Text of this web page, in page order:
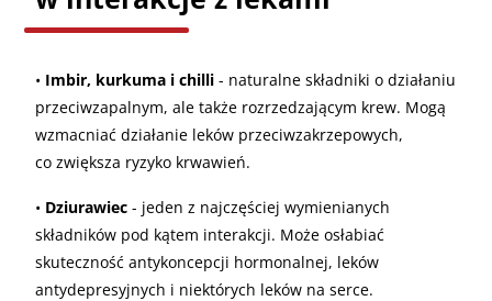
• Imbir, kurkuma i chilli - naturalne składniki o działaniu
przeciwzapalnym, ale także rozrzedzającym krew. Mogą
wzmacniać działanie leków przeciwzakrzepowych,
co zwiększa ryzyko krwawień.
• Dziurawiec - jeden z najczęściej wymienianych
składników pod kątem interakcji. Może osłabiać
skuteczność antykoncepcji hormonalnej, leków
antydepresyjnych i niektórych leków na serce.